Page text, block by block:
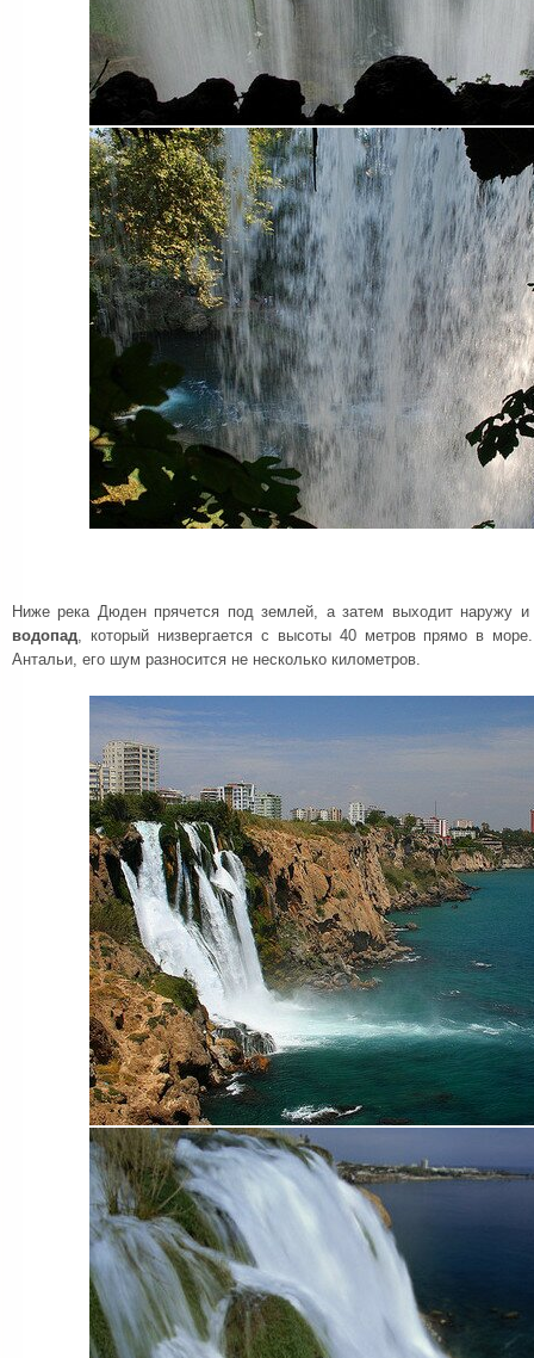
Ниже река Дюден прячется под землей, а затем выходит наружу и
водопад, который низвергается с высоты 40 метров прямо в
Антальи, его шум разносится не несколько километров.